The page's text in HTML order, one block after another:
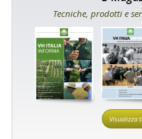
Tecniche, prodotti e
Visualizza